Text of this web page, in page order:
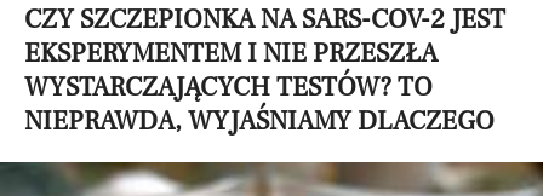
CZY SZCZEPIONKA NA SARS-COV-2 JEST
EKSPERYMENTEM I NIE PRZESZŁA
WYSTARCZAJĄCYCH TESTÓW? TO
NIEPRAWDA, WYJAŚNIAMY DLACZEGO